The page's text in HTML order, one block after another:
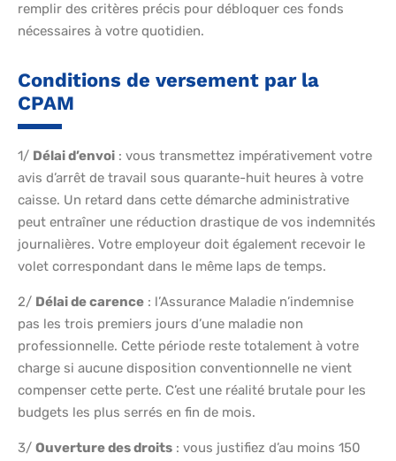
remplir des critères précis pour débloquer ces fonds
nécessaires à votre quotidien.
Conditions de versement par la
CPAM
1/ Délai d’envoi : vous transmettez impérativement votre
avis d’arrêt de travail sous quarante-huit heures à votre
caisse. Un retard dans cette démarche administrative
peut entraîner une réduction drastique de vos indemnités
journalières. Votre employeur doit également recevoir le
volet correspondant dans le même laps de temps.
2/ Délai de carence : l’Assurance Maladie n’indemnise
pas les trois premiers jours d’une maladie non
professionnelle. Cette période reste totalement à votre
charge si aucune disposition conventionnelle ne vient
compenser cette perte. C’est une réalité brutale pour les
budgets les plus serrés en fin de mois.
3/ Ouverture des droits : vous justifiez d’au moins 150